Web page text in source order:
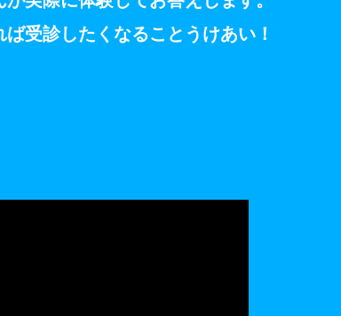
受診したくなることうけあい！